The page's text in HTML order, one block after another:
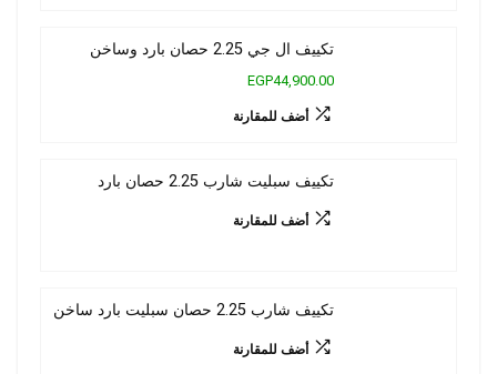
تكييف ال جي 2.25 حصان بارد وساخن
EGP44,900.00
أضف للمقارنة
تكييف سبليت شارب 2.25 حصان بارد
أضف للمقارنة
تكييف شارب 2.25 حصان سبليت بارد ساخن
أضف للمقارنة